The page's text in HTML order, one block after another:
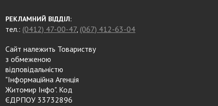
РЕКЛАМНИЙ ВІДДІЛ:
тел.: (0412) 47-00-47, (067) 412-63-04
Сайт належить Товариству
з обмеженою
відповідальністю
"Інформаційна Агенція
Житомир Інфо". Код
ЄДРПОУ 33732896